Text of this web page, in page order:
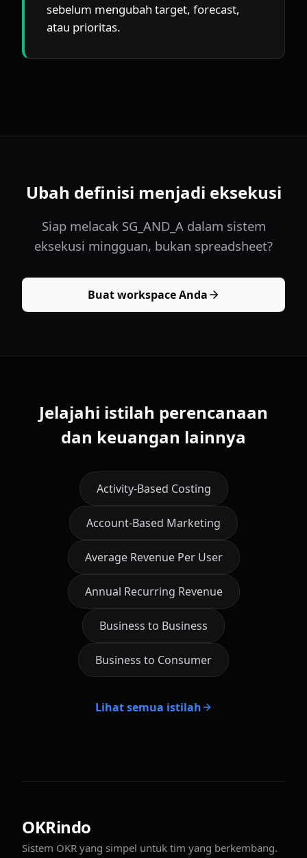
sebelum mengubah target, forecast,
atau prioritas.
Ubah definisi menjadi eksekusi
Siap melacak SG_AND_A dalam sistem
eksekusi mingguan, bukan spreadsheet?
Buat workspace Anda
Jelajahi istilah perencanaan
dan keuangan lainnya
Activity-Based Costing
Account-Based Marketing
Average Revenue Per User
Annual Recurring Revenue
Business to Business
Business to Consumer
Lihat semua istilah
OKRindo
Sistem OKR yang simpel untuk tim yang berkembang.